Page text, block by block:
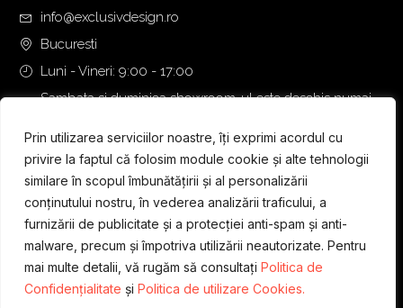
Prin utilizarea serviciilor noastre, îți exprimi acordul cu
privire la faptul că folosim module cookie și alte tehnologii
similare în scopul îmbunătățirii și al personalizării
conținutului nostru, în vederea analizării traficului, a
furnizării de publicitate și a protecției anti-spam și anti-
malware, precum și împotriva utilizării neautorizate. Pentru
mai multe detalii, vă rugăm să consultați Politica de
Confidențialitate și Politica de utilizare Cookies.
info@exclusivdesign.ro
Bucuresti
Luni - Vineri: 9:00 - 17:00
Sambata si duminica showroom-ul este deschis numai